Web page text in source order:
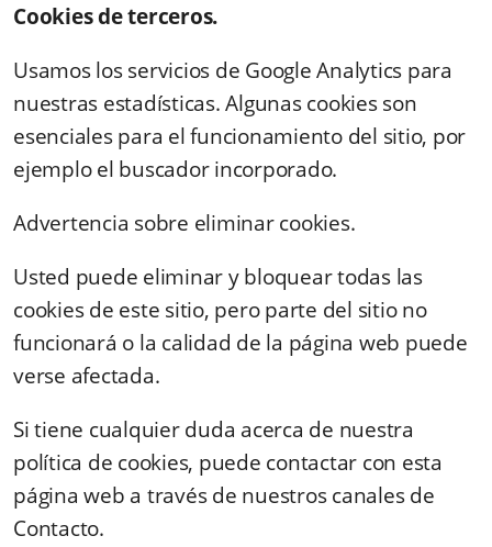
Cookies de terceros.
Usamos los servicios de Google Analytics para
nuestras estadísticas. Algunas cookies son
esenciales para el funcionamiento del sitio, por
ejemplo el buscador incorporado.
Advertencia sobre eliminar cookies.
Usted puede eliminar y bloquear todas las
cookies de este sitio, pero parte del sitio no
funcionará o la calidad de la página web puede
verse afectada.
Si tiene cualquier duda acerca de nuestra
política de cookies, puede contactar con esta
página web a través de nuestros canales de
Contacto.